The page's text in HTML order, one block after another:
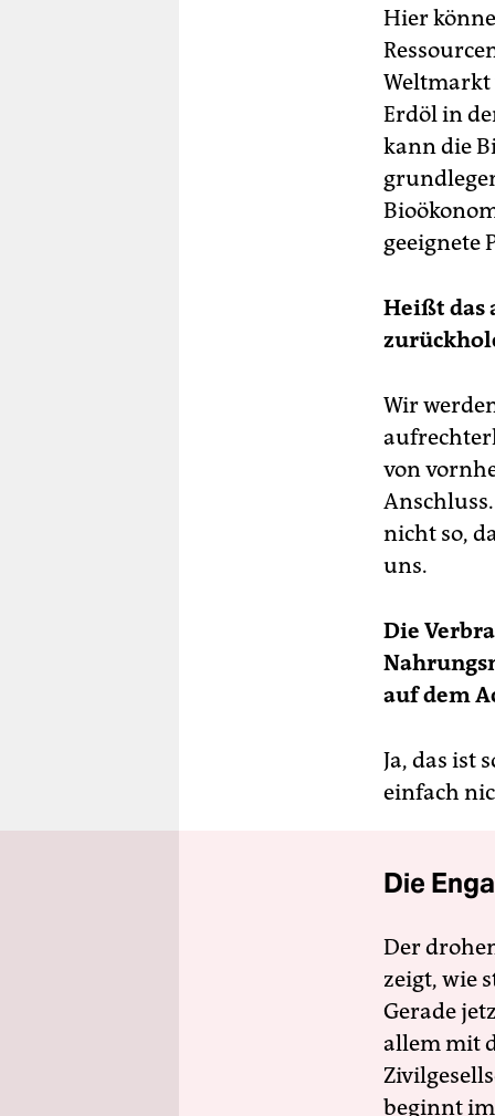
Hier
Weltmarkt
Erdöl in
kann die
geeignete
Heißt das
Wir
von
nicht so,
uns.
Die
auf dem
Ja, das ist
einfach
Die
Der
zeigt, wie
Gerade
allem mit
beginnt